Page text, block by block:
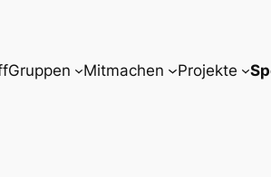
Gruppen Mitmachen Projekte